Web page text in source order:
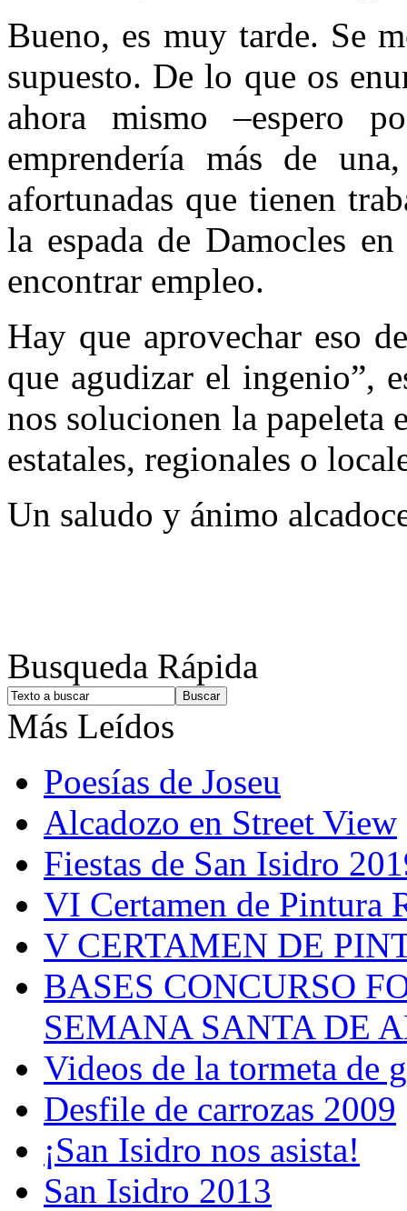
Bueno, es muy tarde. Se
supuesto. De lo que os
ahora mismo –espero
emprendería más de
afortunadas que tienen
la espada de Damocles
encontrar empleo.
Hay que aprovechar eso
que agudizar el ingenio”,
nos solucionen la papeleta
estatales, regionales o
Un saludo y ánimo
Busqueda Rápida
Más Leídos
Poesías de Joseu
Alcadozo en Street View
Fiestas de San Isidro
VI Certamen de Pintura
V CERTAMEN DE
BASES CONCURSO
SEMANA SANTA DE
Videos de la tormeta de
Desfile de carrozas 2009
¡San Isidro nos asista!
San Isidro 2013